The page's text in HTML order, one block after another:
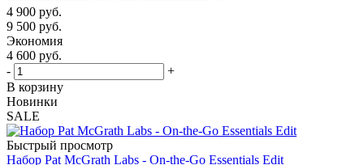
4 900 руб.
9 500 руб.
Экономия
4 600 руб.
-
+
В корзину
Новинки
SALE
Быстрый просмотр
Набор Pat McGrath Labs - On-the-Go Essentials Edit